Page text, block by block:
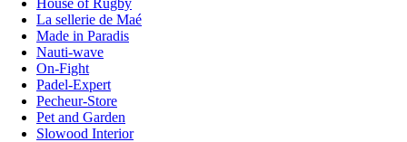
La sellerie de Maé
Made in Paradis
Nauti-wave
On-Fight
Padel-Expert
Pecheur-Store
Pet and Garden
Slowood Interior